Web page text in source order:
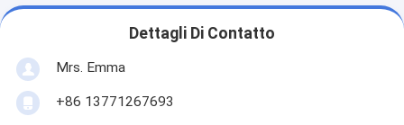
Dettagli Di Contatto
Mrs. Emma
+86 13771267693